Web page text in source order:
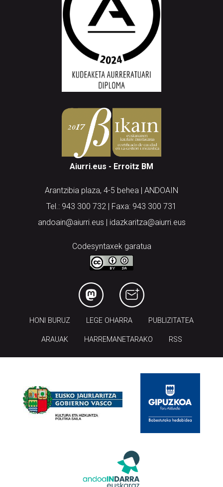
Aiurri.eus - Erroitz BM
Arantzibia plaza, 4-5 behea | ANDOAIN
Tel.: 943 300 732 | Faxa: 943 300 731
andoain@aiurri.eus | idazkaritza@aiurri.eus
Codesyntaxek garatua
HONI BURUZ LEGE OHARRA PUBLIZITATEA
ARAUAK HARREMANETARAKO RSS